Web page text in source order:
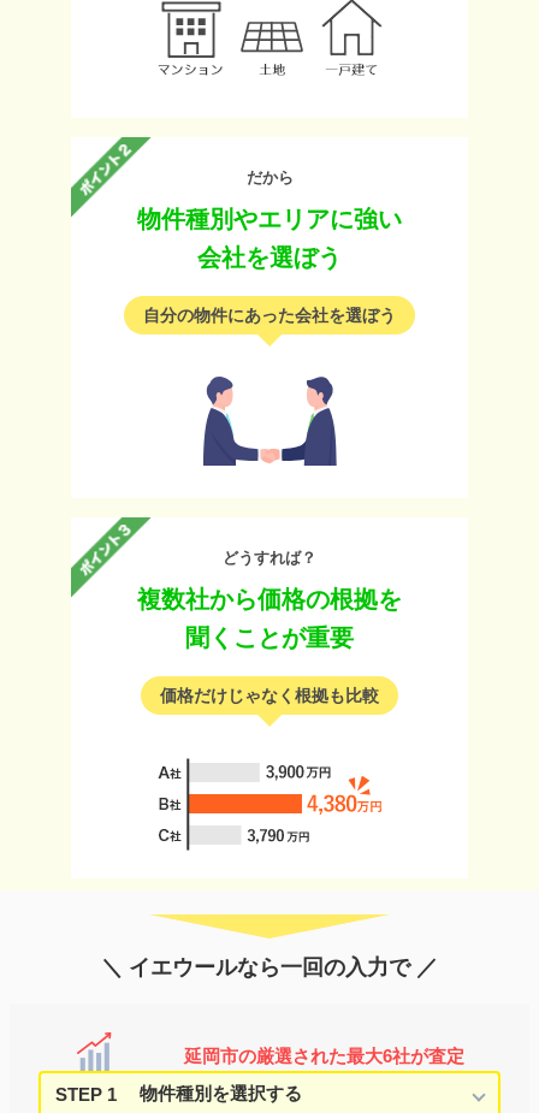
だから
物件種別やエリアに強い
会社を選ぼう
自分の物件にあった会社を選ぼう
どうすれば？
複数社から価格の根拠を
聞くことが重要
価格だけじゃなく根拠も比較
＼ イエウールなら一回の入力で ／
延岡市の厳選された最大6社が査定
STEP 1